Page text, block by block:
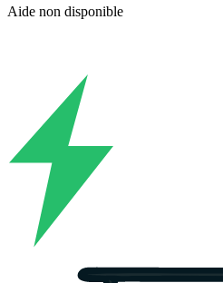
Aide non disponible